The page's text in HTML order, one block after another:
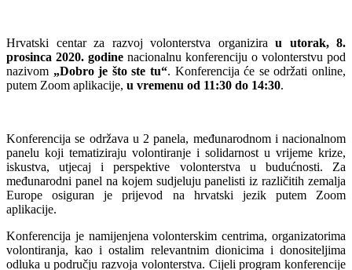
Hrvatski centar za razvoj volonterstva organizira u utorak, 8.
prosinca 2020. godine nacionalnu konferenciju o volonterstvu pod
nazivom „Dobro je što ste tu“. Konferencija će se održati online,
putem Zoom aplikacije, u vremenu od 11:30 do 14:30.
Konferencija se održava u 2 panela, međunarodnom i nacionalnom
panelu koji tematiziraju volontiranje i solidarnost u vrijeme krize,
iskustva, utjecaj i perspektive volonterstva u budućnosti. Za
međunarodni panel na kojem sudjeluju panelisti iz različitih zemalja
Europe osiguran je prijevod na hrvatski jezik putem Zoom
aplikacije.
Konferencija je namijenjena volonterskim centrima, organizatorima
volontiranja, kao i ostalim relevantnim dionicima i donositeljima
odluka u području razvoja volonterstva. Cijeli program konferencije